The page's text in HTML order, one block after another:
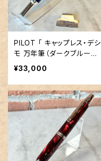
PILOT 「 キャップレス・デシ
モ 万年筆（ダークブルーマ
イカ）」／字幅F／18金ペン
¥33,000